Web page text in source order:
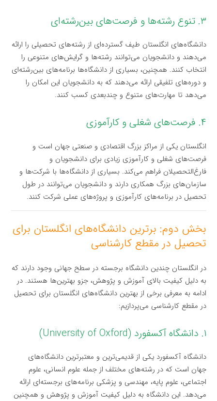
۳. تنوع رشته‌ها و فرصت‌های بین‌رشته‌ای
دانشگاه‌های انگلستان طیف گسترده‌ای از رشته‌های تحصیلی را ارائه
می‌دهند و دانشجویان می‌توانند رشته‌ها و گرایش‌های متنوعی را
انتخاب کنند. همچنین، بسیاری از دانشگاه‌ها برنامه‌های بین‌رشته‌ای
و دوره‌های تلفیقی ارائه می‌دهند که به دانشجویان این امکان را
می‌دهد تا مهارت‌های متنوع و چندبعدی کسب کنند.
۴. فرصت‌های شغلی و کارآموزی
انگلستان یکی از مراکز بزرگ اقتصادی و صنعتی جهان است و
فرصت‌های شغلی و کارآموزی زیادی برای دانشجویان و
فارغ‌التحصیلان فراهم می‌کند. بسیاری از دانشگاه‌ها با شرکت‌ها و
سازمان‌های بزرگ همکاری دارند و دانشجویان می‌توانند در طول
تحصیل در برنامه‌های کارآموزی و پروژه‌های عملی شرکت کنند.
بخش دوم: برترین دانشگاه‌های انگلستان برای
تحصیل در مقطع کارشناسی
در انگلستان چندین دانشگاه برجسته در سطح جهانی وجود دارند که
به دلیل کیفیت بالای آموزش و پژوهش، جزو بهترین‌ها هستند. در
ادامه به معرفی برخی از بهترین دانشگاه‌های انگلستان برای تحصیل
در مقطع کارشناسی می‌پردازیم:
۱. دانشگاه آکسفورد (University of Oxford)
دانشگاه آکسفورد یکی از قدیمی‌ترین و معتبرترین دانشگاه‌های
جهان است که در رشته‌های مختلف از جمله علوم انسانی، علوم
اجتماعی، علوم پایه، مهندسی و پزشکی برنامه‌های برجسته‌ای ارائه
می‌دهد. این دانشگاه به دلیل کیفیت آموزش و پژوهش و همچنین